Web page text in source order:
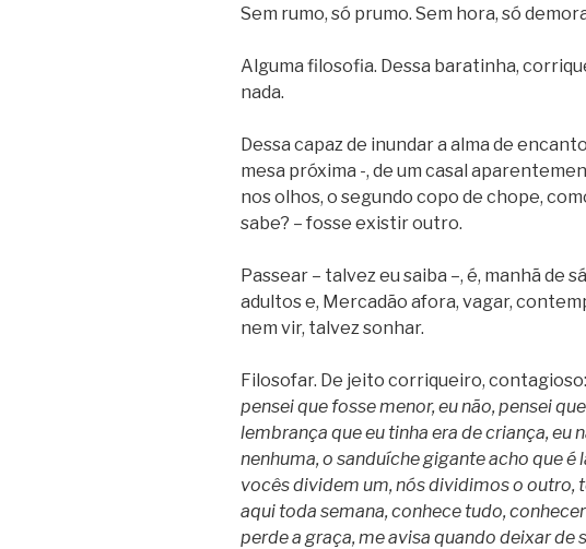
Sem rumo, só prumo. Sem hora, só
Alguma filosofia. Dessa baratinha,
nada.
Dessa capaz de inundar a alma de
mesa próxima -, de um casal
nos olhos, o segundo copo de chope,
sabe? – fosse existir outro.
Passear – talvez eu saiba –, é, manhã de
adultos e, Mercadão afora, vagar,
nem vir, talvez sonhar.
Filosofar. De jeito corriqueiro, contagioso:
pensei que fosse menor, eu não, pensei
lembrança que eu tinha era de criança, eu
nenhuma, o sanduíche gigante acho que é
vocês dividem um, nós dividimos o outro,
aqui toda semana, conhece tudo,
perde a graça, me avisa quando deixar de